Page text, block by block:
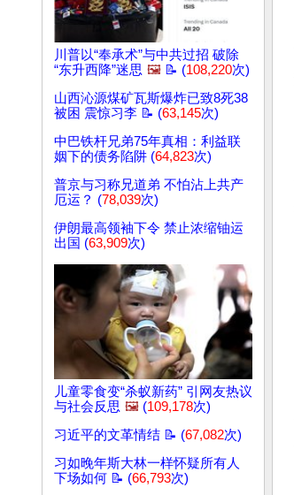
川普以“奉承术”与中共过招 破除
“东升西降”迷思 🖼️ 📝 (108,220次)
山西沁源煤矿瓦斯爆炸已致8死38
被困 震惊习李 📝 (63,145次)
中巴铁杆兄弟75年真相：利益联
姻下的债务陷阱 (64,823次)
普京与习称兄道弟 不怕沾上共产
厄运？ (78,039次)
伊朗最高领袖下令 禁止浓缩铀运
出国 (63,909次)
儿童零食变“杀蚁新药” 引网友热议
与社会反思 🖼️ (109,178次)
习近平的文革情结 📝 (67,082次)
习如晚年斯大林一样怀疑所有人
下场如何 📝 (66,793次)